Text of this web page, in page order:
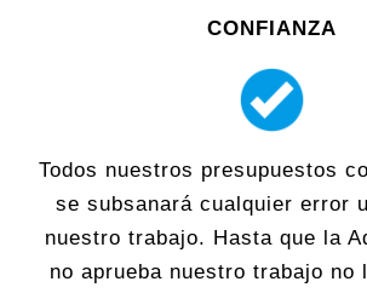
CONFIANZA
Todos nuestros presupuestos
se subsanará cualquier error
nuestro trabajo. Hasta que la
no aprueba nuestro trabajo no